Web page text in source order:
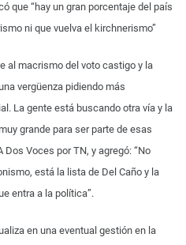
que “hay un gran porcentaje del país
ni que vuelva el kirchnerismo”
al macrismo del voto castigo y la
vergüenza pidiendo más
La gente está buscando otra vía y la
grande para ser parte de esas
Voces por TN, y agregó: “No
está la lista de Del Caño y la
entra a la política”.
en una eventual gestión en la